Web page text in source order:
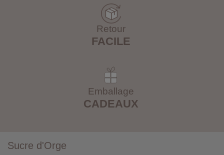
Retour
FACILE
Emballage
CADEAUX
Sucre d'Orge